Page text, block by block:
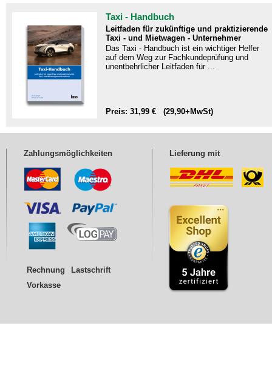
Taxi - Handbuch
Leitfaden für zukünftige und praktizierende
Taxi - und Mietwagen - Unternehmer
Das Taxi - Handbuch ist ein wichtiger Helfer
auf dem Weg zur Fachkundeprüfung und
unentbehrlicher Leitfaden für ...
Preis: 31,99 € (29,90+MwSt)
Zahlungsmöglichkeiten
Rechnung
Lastschrift
Vorkasse
Lieferung mit